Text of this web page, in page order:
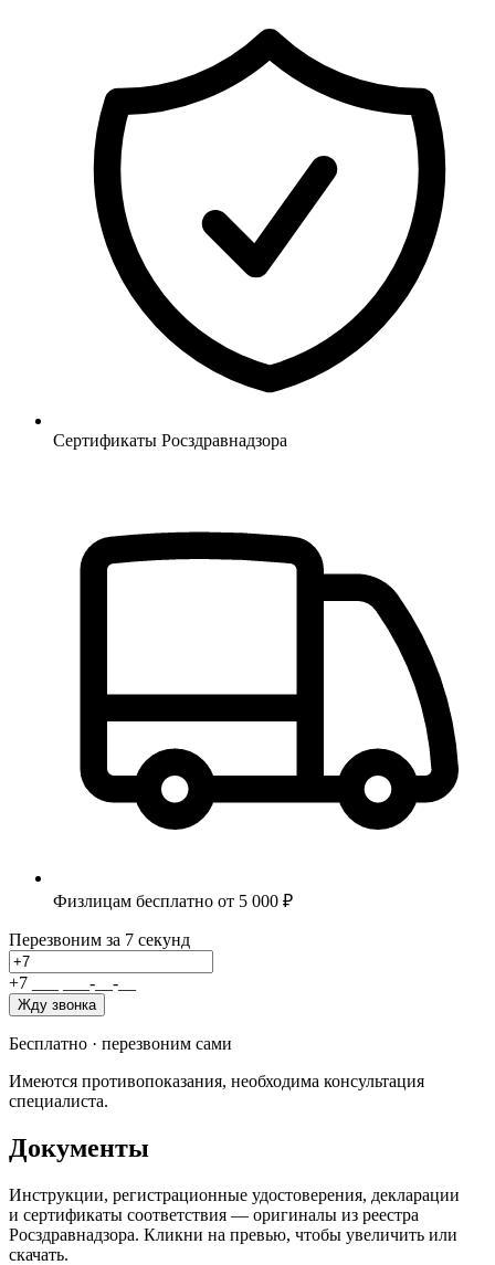
Сертификаты Росздравнадзора
Физлицам бесплатно от 5 000 ₽
Перезвоним за 7 секунд
+7 - -
Жду звонка
Бесплатно · перезвоним сами
Имеются противопоказания, необходима консультация
специалиста.
Документы
Инструкции, регистрационные удостоверения, декларации
и сертификаты соответствия — оригиналы из реестра
Росздравнадзора. Кликни на превью, чтобы увеличить или
скачать.